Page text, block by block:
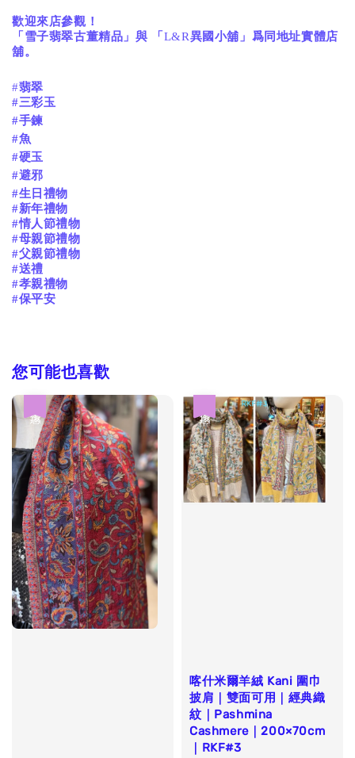
歡迎來店參觀！
「雪子翡翠古董精品」與
「 L&R異國小舖」爲同地址實體店
舖。
#翡翠
#三彩玉
#手鍊
#魚
#硬玉
#避邪
#生日禮物
#新年禮物
#情人節禮物
#母親節禮物
#父親節禮物
#送禮
#孝親禮物
#保平安
您可能也喜歡
喀什米爾羊絨 Kani 圍巾
披肩｜雙面可用｜經典織
紋｜Pashmina
Cashmere｜200×70cm
｜RKF#3